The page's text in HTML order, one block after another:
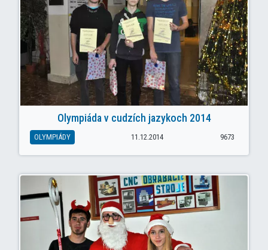
Olympiáda v cudzích jazykoch 2014
OLYMPIÁDY 11.12.2014 9673